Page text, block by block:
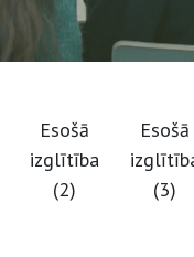
Esošā
izglītība
(2)
Esošā
(3)